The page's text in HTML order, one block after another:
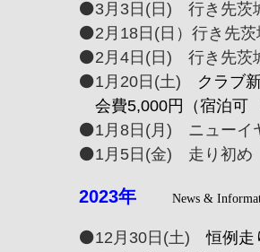
⚫️3月3日(日) 行き先茨
⚫️2月18日(日）行き先
⚫️2月4日(日) 行き先茨
⚫️1月20日(土)
クラブ
会費5,000円（宿泊可
⚫️1月8日(月) ニューイ
⚫️1月5日(金) 走り初
2023年 News &
⚫️12月30日(土)恒例走